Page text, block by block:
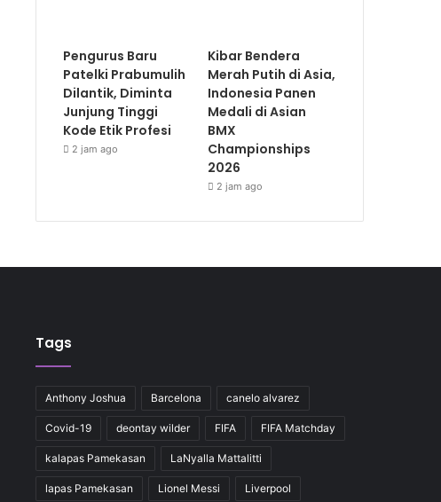
Pengurus Baru
Patelki Prabumulih
Dilantik, Diminta
Junjung Tinggi
Kode Etik Profesi
2 jam ago
Kibar Bendera
Merah Putih di Asia,
Indonesia Panen
Medali di Asian
BMX
Championships
2026
2 jam ago
Tags
Anthony Joshua Barcelona canelo alvarez
Covid-19 deontay wilder FIFA FIFA Matchday
kalapas Pamekasan LaNyalla Mattalitti
lapas Pamekasan Lionel Messi Liverpool